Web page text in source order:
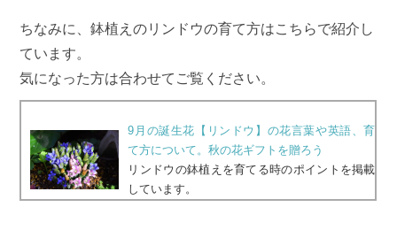
ちなみに、鉢植えのリンドウの育て方はこちらで紹介し
ています。
気になった方は合わせてご覧ください。
9月の誕生花【リンドウ】の花言葉や英語、育
て方について。秋の花ギフトを贈ろう
リンドウの鉢植えを育てる時のポイントを掲載
しています。